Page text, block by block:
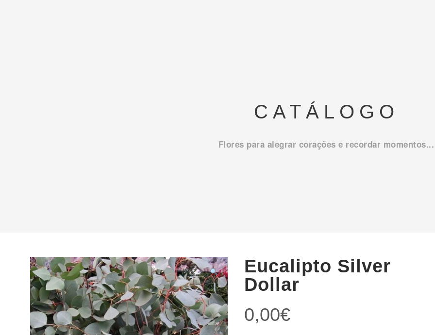
CATÁLOGO
Flores para alegrar corações e recordar momentos...
Eucalipto Silver
Dollar
0,00€